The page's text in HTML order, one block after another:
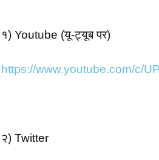
१) Youtube (यू-ट्यूब पर)
https://www.youtube.com/c/
२) Twitter